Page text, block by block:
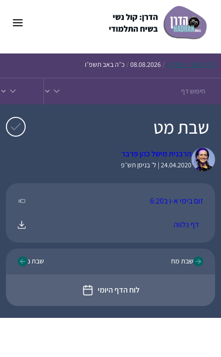
הדף היומי – חולין ק /
08.08.2026
/ כ״ה באב תשפ״ו
שבת מט
הרבנית מישל כהן פרבר
24.04.2020 | ל׳ בניסן תש״פ
זום בימי א-ו ב6:20
דף נלווה
שבת מח
לוח הדף היומי
שבת נ